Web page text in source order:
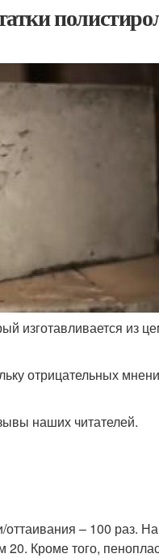
изготавливается из
отрицательных
наших читателей.
– 100 раз.
20. Кроме того,